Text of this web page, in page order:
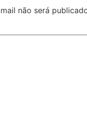
não será